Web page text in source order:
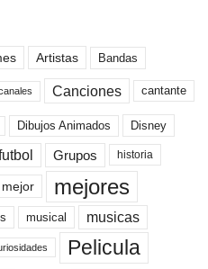
Artistas Bandas
Canciones cantante
Dibujos Animados Disney
Grupos historia
mejor mejores
musical musicas
Pelicula